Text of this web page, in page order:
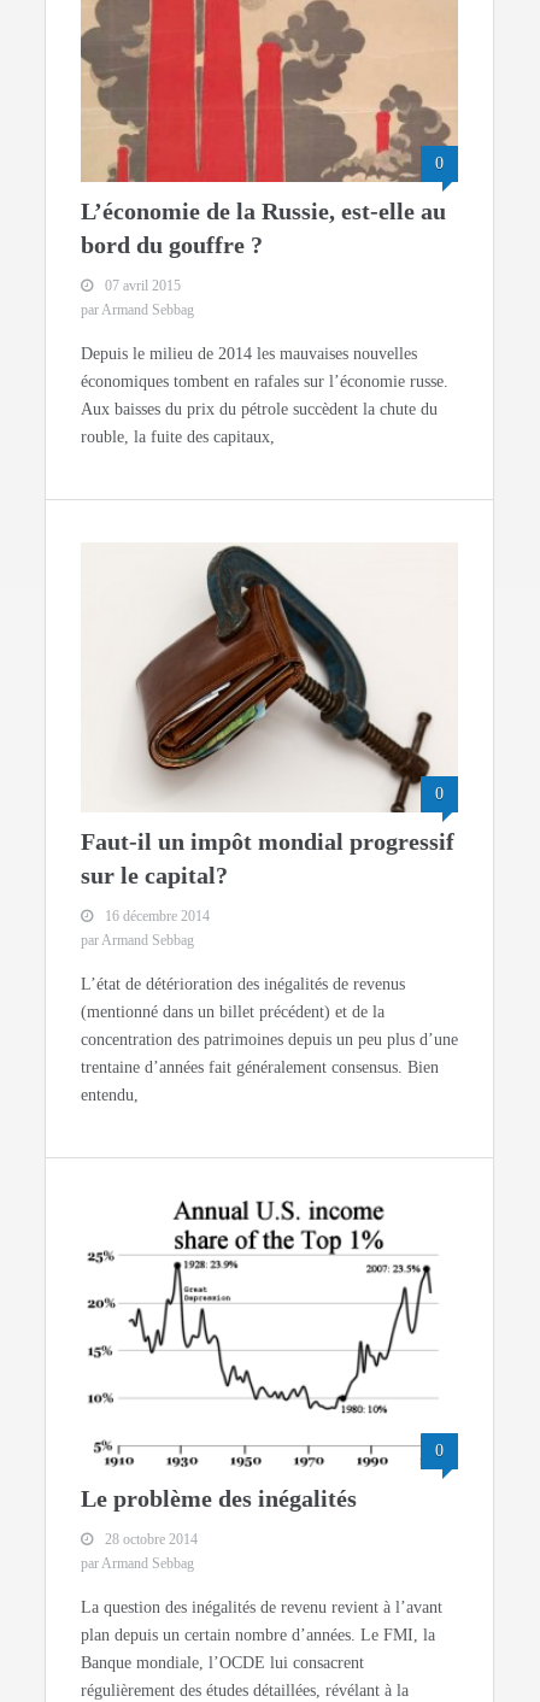
0
L’économie de la Russie, est-elle au
bord du gouffre ?
07 avril 2015
par Armand Sebbag
Depuis le milieu de 2014 les mauvaises nouvelles
économiques tombent en rafales sur l’économie russe.
Aux baisses du prix du pétrole succèdent la chute du
rouble, la fuite des capitaux,
0
Faut-il un impôt mondial progressif
sur le capital?
16 décembre 2014
par Armand Sebbag
L’état de détérioration des inégalités de revenus
(mentionné dans un billet précédent) et de la
concentration des patrimoines depuis un peu plus d’une
trentaine d’années fait généralement consensus. Bien
entendu,
0
Le problème des inégalités
28 octobre 2014
par Armand Sebbag
La question des inégalités de revenu revient à l’avant
plan depuis un certain nombre d’années. Le FMI, la
Banque mondiale, l’OCDE lui consacrent
régulièrement des études détaillées, révélant à la